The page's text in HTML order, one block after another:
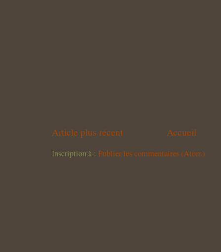
Article plus récent Accueil
Inscription à : Publier les commentaires (Atom)